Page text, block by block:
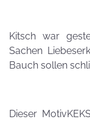
Kitsch war
Sachen
Bauch sollen
Dieser